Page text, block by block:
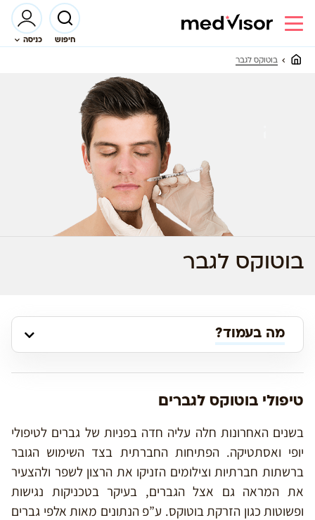
חיפוש כניסה
בוטוקס לגבר
בוטוקס לגבר
מה בעמוד?
טיפולי בוטוקס לגברים
בשנים האחרונות חלה עליה חדה בפניות של גברים לטיפולי
יופי ואסתטיקה. הפתיחות החברתית בצד השימוש הגובר
ברשתות חברתיות וצילומים הזניקו את הרצון לשפר ולהצעיר
את המראה גם אצל הגברים, בעיקר בטכניקות נגישות
ופשוטות כגון הזרקת בוטוקס. ע”פ הנתונים מאות אלפי גברים